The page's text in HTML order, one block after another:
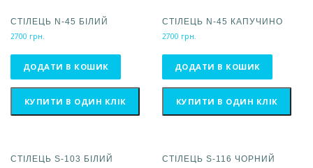
СТІЛЕЦЬ N-45 БІЛИЙ
2700 грн.
ДОДАТИ В КОШИК
КУПИТИ В ОДИН КЛІК
СТІЛЕЦЬ N-45 КАПУЧИНО
2700 грн.
ДОДАТИ В КОШИК
КУПИТИ В ОДИН КЛІК
СТІЛЕЦЬ S-103 БІЛИЙ
СТІЛЕЦЬ S-116 ЧОРНИЙ